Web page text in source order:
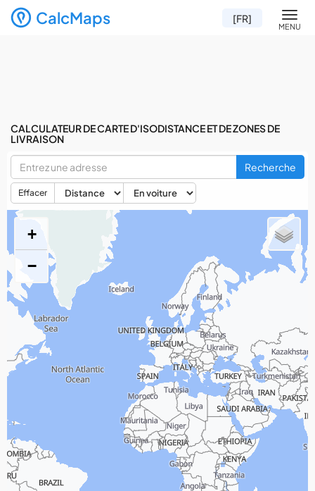
CalcMaps MENU
[FR]
CALCULATEUR DE CARTE D'ISODISTANCE ET DE ZONES DE
LIVRAISON
Recherche
Effacer
+
−